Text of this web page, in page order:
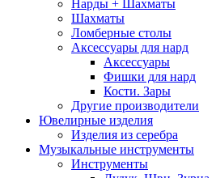
Нарды + Шахматы
Шахматы
Ломберные столы
Аксессуары для нард
Аксессуары
Фишки для нард
Кости. Зары
Другие производители
Ювелирные изделия
Изделия из серебра
Музыкальные инструменты
Инструменты